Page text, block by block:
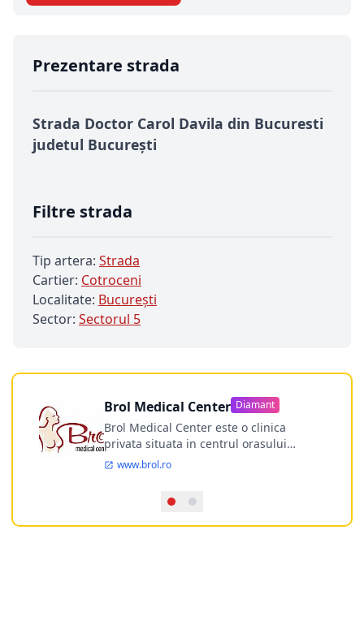
Prezentare strada
Strada Doctor Carol Davila din Bucuresti
judetul București
Filtre strada
Tip artera: Strada
Cartier: Cotroceni
Localitate: Bucureşti
Sector: Sectorul 5
Brol Medical Center Diamant
Brol Medical Center este o clinica
privata situata in centrul orasului
Timisoara avand o experienta de
desfasoara activitatea intr-un spital
ultramodern.
www.brol.ro